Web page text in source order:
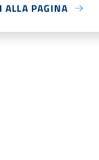
ALLA PAGINA